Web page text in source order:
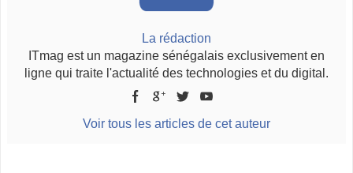
La rédaction
ITmag est un magazine sénégalais exclusivement en
ligne qui traite l'actualité des technologies et du digital.
Voir tous les articles de cet auteur